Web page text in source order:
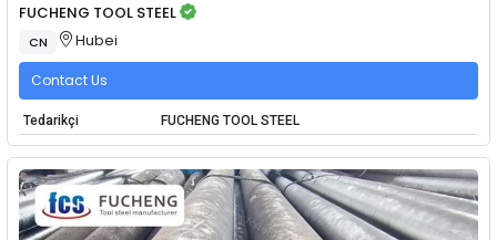
FUCHENG TOOL STEEL
CN Hubei
Contact Us
Tedarikçi FUCHENG TOOL STEEL